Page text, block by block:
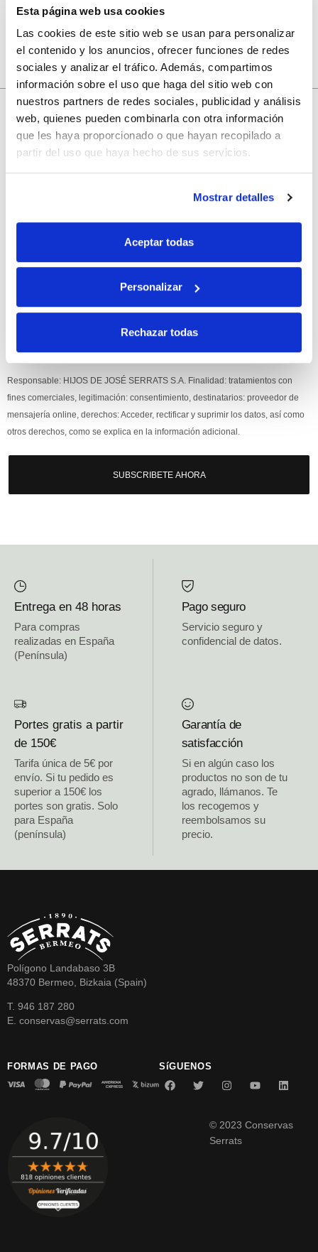
Esta página web usa cookies
Las cookies de este sitio web se usan para personalizar
el contenido y los anuncios, ofrecer funciones de redes
sociales y analizar el tráfico. Además, compartimos
información sobre el uso que haga del sitio web con
nuestros partners de redes sociales, publicidad y análisis
web, quienes pueden combinarla con otra información
que les haya proporcionado o que hayan recopilado a
partir del uso que haya hecho de sus servicios.
Mostrar detalles
Aceptar todas
Personalizar
Rechazar todas
10% de descuento
con tu primera compra.
un 10% de descuentoen tu primera compra.
Responsable: HIJOS DE JOSÉ SERRATS S.A. Finalidad: tratamientos con
fines comerciales, legitimación: consentimiento, destinatarios: proveedor de
mensajería online, derechos: Acceder, rectificar y suprimir los datos, así como
otros derechos, como se explica en la información adicional.
SUBSCRIBETE AHORA
Entrega en 48 horas
Para compras
realizadas en España
(Península)
Pago seguro
Servicio seguro y
confidencial de datos.
Portes gratis a partir
de 150€
Tarifa única de 5€ por
envío. Si tu pedido es
superior a 150€ los
portes son gratis. Solo
para España
(península)
Garantía de
satisfacción
Si en algún caso los
productos no son de tu
agrado, llámanos. Te
los recogemos y
reembolsamos su
precio.
Polígono Landabaso 3B
48370 Bermeo, Bizkaia (Spain)
T. 946 187 280
E. conservas@serrats.com
FORMAS DE PAGO SíGUENOS
© 2023 Conservas
Serrats